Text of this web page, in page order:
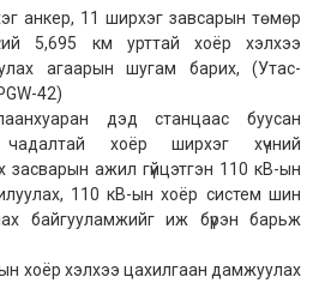
анкер, 11 ширхэг завсарын төмөр
5,695 км урттай хоёр хэлхээ
агаарын шугам барих, (Утас-
42)
дэд станцаас буусан
хоёр ширхэг хүчний
засварын ажил гүйцэтгэн 110 кВ-ын
110 кВ-ын хоёр систем шин
байгууламжийг иж бүрэн барьж
хоёр хэлхээ цахилгаан дамжуулах